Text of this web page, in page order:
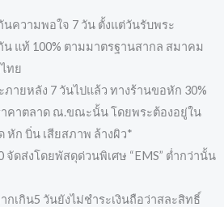
ความพอใจ 7 วัน ตั้งแต่วันรับพระ
แท้ 100% ตามมาตรฐานสากล สมาคม
ทย
ายหลัง 7 วันไปแล้ว ทางร้านขอหัก 30%
คาตลาด ณ.ขณะนั้น โดยพระต้องอยู่ใน
หัก บิ่น เสียสภาพ ล้างผิว*
จัดส่งโดยพัสดุด่วนพิเศษ “EMS” ต่ำกว่านั้น
กเกิน5 วันยังไม่ชำระเงินถือว่าสละสิทธิ์